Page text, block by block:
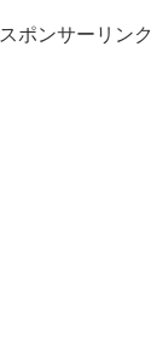
スポンサーリンク